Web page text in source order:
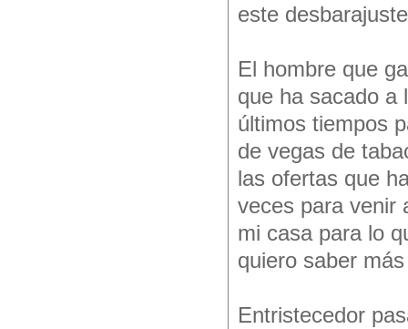
este
El hombre que
que ha sacado a
últimos tiempos
de vegas de
las ofertas que
veces para venir
mi casa para lo
quiero saber
Entristecedor